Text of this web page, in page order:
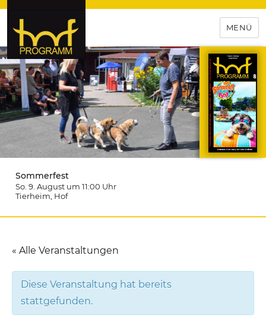
hof-programm – das
Veranstaltungsportal für
Hochfranken
MENÜ
Sommerfest
So. 9. August um 11:00 Uhr
Tierheim , Hof
« Alle Veranstaltungen
Diese Veranstaltung hat bereits
stattgefunden.